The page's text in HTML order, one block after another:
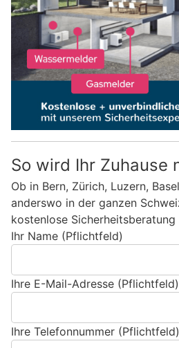
So wird Ihr Zuhause
Ob in Bern, Zürich, Luzern,
anderswo in der ganzen
kostenlose Sicherheitsberatung
Ihr Name (Pflichtfeld)
Ihre E-Mail-Adresse (Pflichtfeld)
Ihre Telefonnummer (Pflichtfeld)